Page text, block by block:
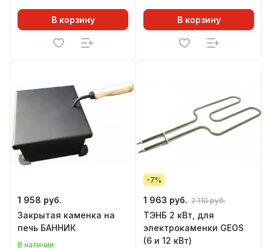
В корзину В корзину
1 958 руб.
Закрытая каменка на
печь БАННИК
В наличии
-7%
1 963 руб. 2 110 руб.
ТЭНБ 2 кВт, для
электрокаменки GEOS
(6 и 12 кВт)